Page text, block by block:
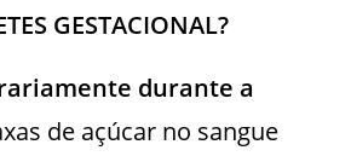
GESTACIONAL?
durante a
de açúcar no sangue